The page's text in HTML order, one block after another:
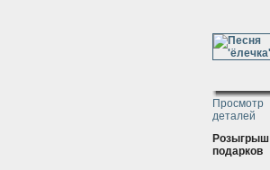
Просмотр
деталей
Розыгрыш
подарков